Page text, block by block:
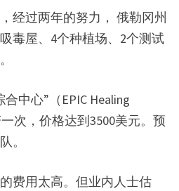
经过两年的努力， 俄勒冈州
毒屋、4个种植场、2个测试
中心”（EPIC Healing
次，价格达到3500美元。预
。
费用太高。但业内人士估